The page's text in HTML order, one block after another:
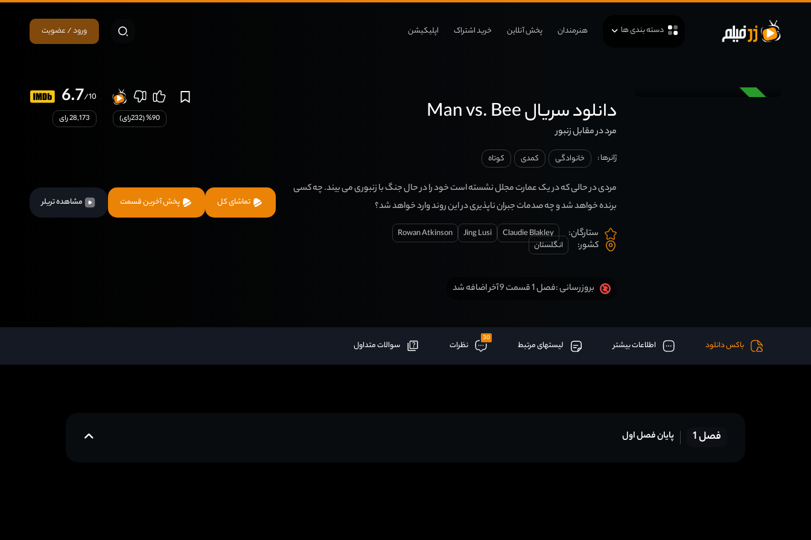
دسته بندی ها هنرمندان پخش آنلاین خرید اشتراک اپلیکیشن ورود / عضویت
دانلود سریال Man vs. Bee
مرد در مقابل زنبور
ژانرها : خانوادگی کمدی کوتاه
مردی در حالی که در یک عمارت مجلل نشسته است خود را در حال جنگ با زنبوری می بیند. چه کسی
برنده خواهد شد و چه صدمات جبران ناپذیری در این روند وارد خواهد شد؟
ستارگان:
Claudie Blakley
Jing Lusi
Rowan Atkinson
کشور: انگلستان
بروزرسانی :فصل 1 قسمت 9 آخر اضافه شد
6.7/10
28,173 رای 90
% (
232رای)
تماشای کل پخش آخرین قسمت مشاهده تریلر
باکس دانلود اطلاعات بیشتر لیستهای مرتبط
30
نظرات سوالات متداول
فصل 1 پایان فصل اول